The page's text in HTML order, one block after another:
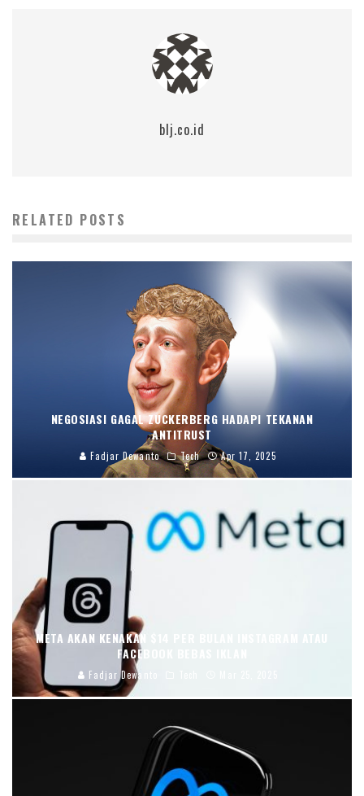
blj.co.id
RELATED POSTS
NEGOSIASI GAGAL ZUCKERBERG HADAPI TEKANAN
ANTITRUST
Fadjar Dewanto Tech Apr 17, 2025
META AKAN KENAKAN $14 PER BULAN INSTAGRAM ATAU
FACEBOOK BEBAS IKLAN
Fadjar Dewanto